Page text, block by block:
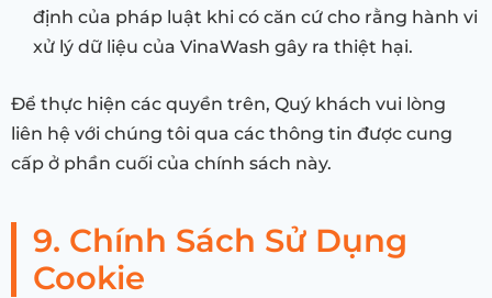
định của pháp luật khi có căn cứ cho rằng hành vi
xử lý dữ liệu của VinaWash gây ra thiệt hại.
Để thực hiện các quyền trên, Quý khách vui lòng
liên hệ với chúng tôi qua các thông tin được cung
cấp ở phần cuối của chính sách này.
9. Chính Sách Sử Dụng
Cookie